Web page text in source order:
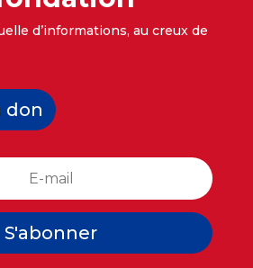
d’informations, au creux de
don
S'abonner